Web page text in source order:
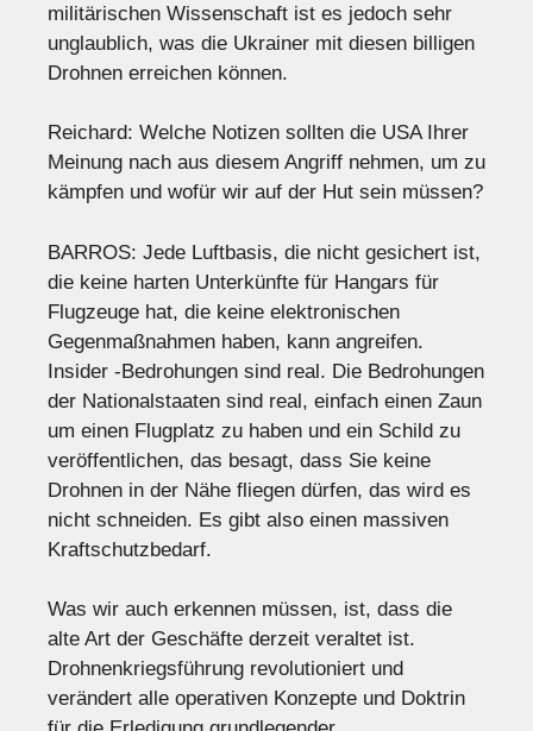
militärischen Wissenschaft ist es jedoch sehr
unglaublich, was die Ukrainer mit diesen billigen
Drohnen erreichen können.
Reichard: Welche Notizen sollten die USA Ihrer
Meinung nach aus diesem Angriff nehmen, um zu
kämpfen und wofür wir auf der Hut sein müssen?
BARROS: Jede Luftbasis, die nicht gesichert ist,
die keine harten Unterkünfte für Hangars für
Flugzeuge hat, die keine elektronischen
Gegenmaßnahmen haben, kann angreifen.
Insider -Bedrohungen sind real. Die Bedrohungen
der Nationalstaaten sind real, einfach einen Zaun
um einen Flugplatz zu haben und ein Schild zu
veröffentlichen, das besagt, dass Sie keine
Drohnen in der Nähe fliegen dürfen, das wird es
nicht schneiden. Es gibt also einen massiven
Kraftschutzbedarf.
Was wir auch erkennen müssen, ist, dass die
alte Art der Geschäfte derzeit veraltet ist.
Drohnenkriegsführung revolutioniert und
verändert alle operativen Konzepte und Doktrin